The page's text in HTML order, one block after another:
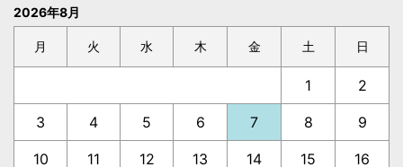
2026年8月
月 火 水 木 金 土 日
1 2
3 4 5 6 7 8 9
10 11 12 13 14 15 16